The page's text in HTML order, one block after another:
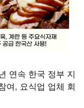
연속 한국 정부 지
여, 요식업 업체 회